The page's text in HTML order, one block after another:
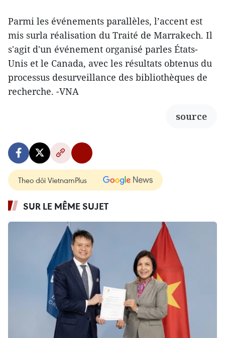
Parmi les événements parallèles, l’accent est
mis surla réalisation du Traité de Marrakech. Il
s'agit d'un événement organisé parles États-
Unis et le Canada, avec les résultats obtenus du
processus desurveillance des bibliothèques de
recherche. -VNA
source
Theo dõi VietnamPlus
SUR LE MÊME SUJET